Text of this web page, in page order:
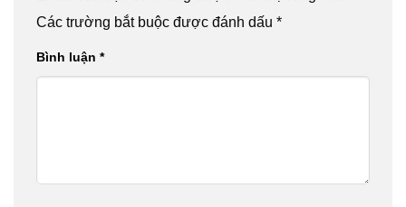
Các trường bắt buộc được đánh dấu *
Bình luận *